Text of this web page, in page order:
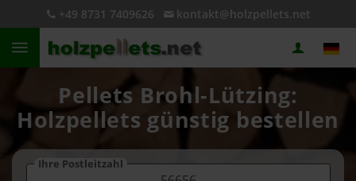
+49 8731 7409626 kontakt@holzpellets.net
Pellets Brohl-Lützing:
Holzpellets günstig bestellen
Ihre Postleitzahl